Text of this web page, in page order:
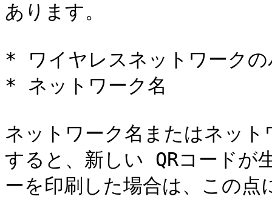
あります。
* ワイヤレスネットワークの
* ネットワーク名
ネットワーク名またはネッ
すると、新しい QRコードが
ーを印刷した場合は、この点